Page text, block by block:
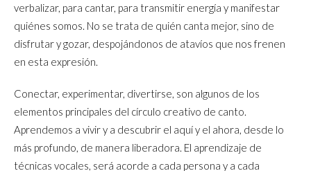
verbalizar, para cantar, para transmitir energía y manifestar
quiénes somos. No se trata de quién canta mejor, sino de
disfrutar y gozar, despojándonos de atavíos que nos frenen
en esta expresión.
Conectar, experimentar, divertirse, son algunos de los
elementos principales del círculo creativo de canto.
Aprendemos a vivir y a descubrir el aquí y el ahora, desde lo
más profundo, de manera liberadora. El aprendizaje de
técnicas vocales, será acorde a cada persona y a cada